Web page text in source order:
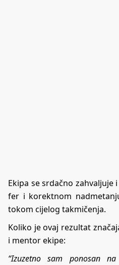
Ekipa se srdačno
fer i korektnom
tokom cijelog takmičenja.
Koliko je ovaj rezultat
i mentor ekipe:
“Izuzetno sam ponosan